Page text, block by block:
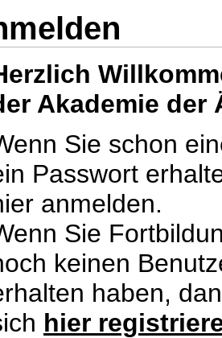
Akademie der
Sie schon
Passwort
anmelden.
Sie
keinen
haben,
hier